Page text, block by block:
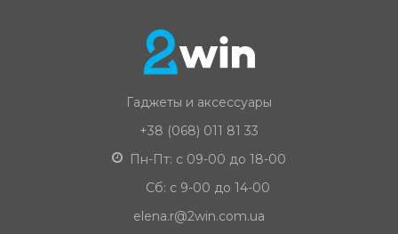
Гаджеты и аксессуары
+38 (068) 011 81 33
Пн-Пт: с 09-00 до 18-00
Сб: с 9-00 до 14-00
elena.r@2win.com.ua